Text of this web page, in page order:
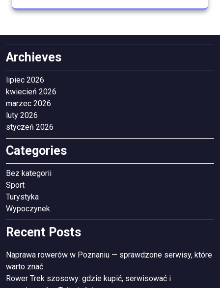
Archieves
lipiec 2026
kwiecień 2026
marzec 2026
luty 2026
styczeń 2026
Categories
Bez kategorii
Sport
Turystyka
Wypoczynek
Recent Posts
Naprawa rowerów w Poznaniu — sprawdzone serwisy, które
warto znać
Rower Trek szosowy: gdzie kupić, serwisować i